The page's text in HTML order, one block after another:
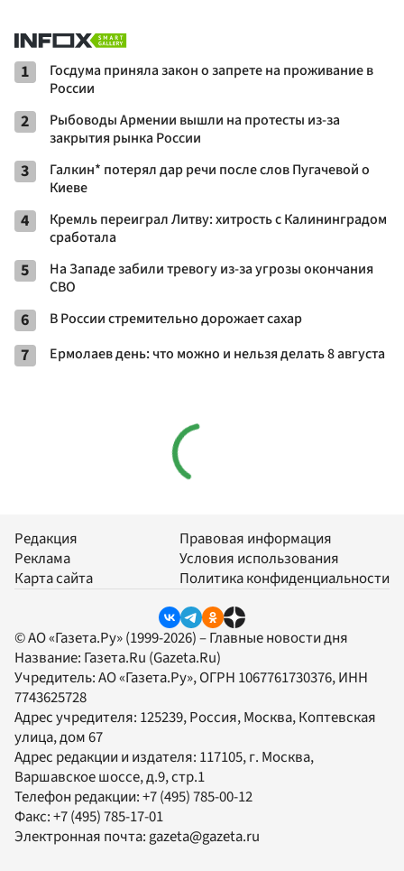
1
Госдума приняла закон о запрете на проживание в
России
2
Рыбоводы Армении вышли на протесты из-за
закрытия рынка России
3
Галкин* потерял дар речи после слов Пугачевой о
Киеве
4
Кремль переиграл Литву: хитрость с Калининградом
сработала
5
На Западе забили тревогу из-за угрозы окончания
СВО
6 В России стремительно дорожает сахар
7 Ермолаев день: что можно и нельзя делать 8 августа
Редакция
Реклама
Карта сайта
Правовая информация
Условия использования
Политика конфиденциальности
© АО «Газета.Ру» (1999-2026) – Главные новости дня
Название: Газета.Ru (Gazeta.Ru)
Учредитель:АО «Газета.Ру», ОГРН 1067761730376, ИНН
7743625728
Адрес учредителя: 125239, Россия, Москва, Коптевская
улица, дом 67
Адрес редакции и издателя: 117105, г. Москва,
Варшавское шоссе, д.9, стр.1
Телефон редакции:+7 (495) 785-00-12
Факс:+7 (495) 785-17-01
Электронная почта:gazeta@gazeta.ru